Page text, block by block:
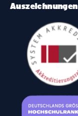
Auszeichnungen